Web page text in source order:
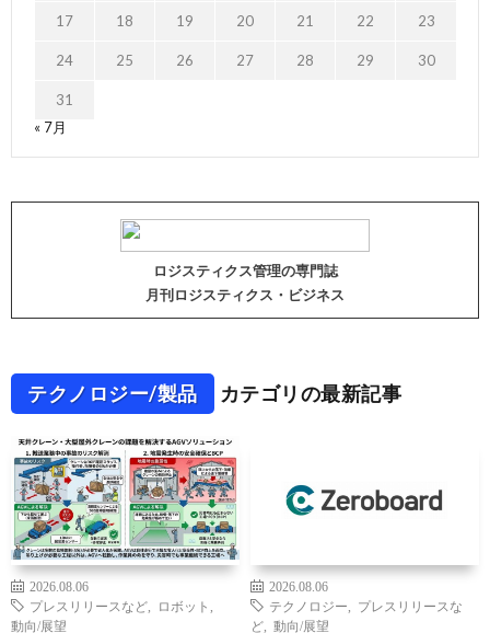
17 18 19 20 21 22 23
24 25 26 27 28 29 30
31
« 7月
ロジスティクス管理の専門誌
月刊ロジスティクス・ビジネス
テクノロジー/製品 カテゴリの最新記事
2026.08.06
プレスリリースなど
ロボット
動向/展望
2026.08.06
テクノロジー
プレスリリースな
ど
動向/展望